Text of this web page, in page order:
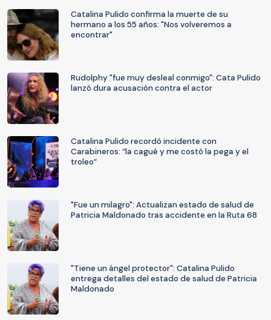
Catalina Pulido confirma la muerte de su
hermano a los 55 años: "Nos volveremos a
encontrar"
Rudolphy "fue muy desleal conmigo": Cata Pulido
lanzó dura acusación contra el actor
Catalina Pulido recordó incidente con
Carabineros: “la cagué y me costó la pega y el
troleo”
"Fue un milagro": Actualizan estado de salud de
Patricia Maldonado tras accidente en la Ruta 68
"Tiene un ángel protector": Catalina Pulido
entrega detalles del estado de salud de Patricia
Maldonado